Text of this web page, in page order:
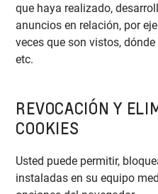
que haya realizado,
anuncios en relación, por
veces que son vistos,
etc.
REVOCACIÓN Y
COOKIES
Usted puede permitir,
instaladas en su equipo